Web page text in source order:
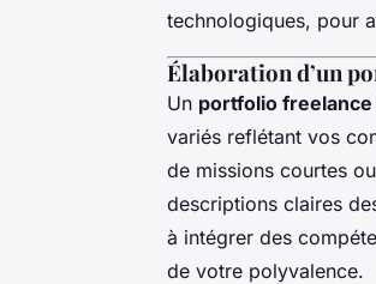
technologiques, pour
Élaboration d’un
Un portfolio
variés reflétant vos
de missions courtes
descriptions claires
à intégrer des
de votre polyvalence.